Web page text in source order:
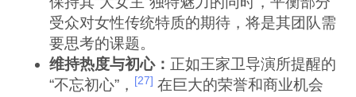
受众对女性传统特质的期待，将是其团队需
要思考的课题。
维持热度与初心： 正如王家卫导演所提醒的
“不忘初心”， [27] 在巨大的荣誉和商业机会